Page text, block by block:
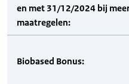
en met 31/12/2024 bij
maatregelen:
Biobased Bonus: